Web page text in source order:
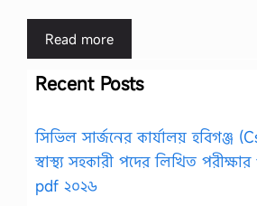
Read more
Recent Posts
সিভিল সার্জনের কার্যালয় হবিগঞ্জ
স্বাস্থ্য সহকারী পদের লিখিত
pdf ২০২৬